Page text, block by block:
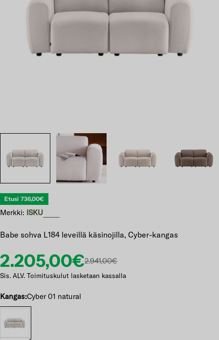
0 modaali-ikkunassa
Etusi 736,00€
Merkki: ISKU
Babe sohva L184 leveillä käsinojilla, Cyber-kangas
Etuhinta
2.205,00€
Normaalihinta
2.941,00€
Sis. ALV. Toimituskulut lasketaan kassalla
Kangas:Cyber 01 natural